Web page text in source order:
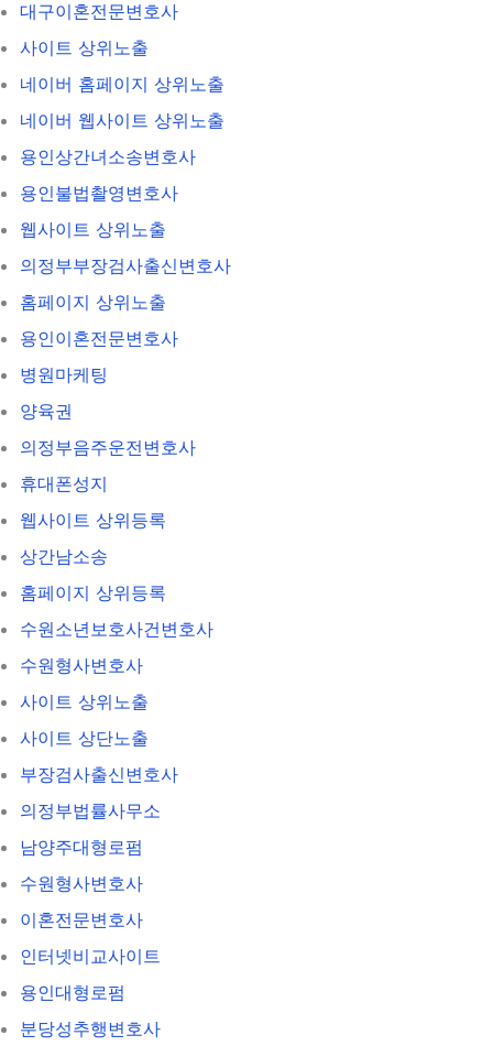
대구이혼전문변호사
사이트 상위노출
네이버 홈페이지 상위노출
네이버 웹사이트 상위노출
용인상간녀소송변호사
용인불법촬영변호사
웹사이트 상위노출
의정부부장검사출신변호사
홈페이지 상위노출
용인이혼전문변호사
병원마케팅
양육권
의정부음주운전변호사
휴대폰성지
웹사이트 상위등록
상간남소송
홈페이지 상위등록
수원소년보호사건변호사
수원형사변호사
사이트 상위노출
사이트 상단노출
부장검사출신변호사
의정부법률사무소
남양주대형로펌
수원형사변호사
이혼전문변호사
인터넷비교사이트
용인대형로펌
분당성추행변호사